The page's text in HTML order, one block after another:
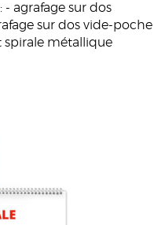
agrafage sur dos
sur dos vide-poche
spirale métallique